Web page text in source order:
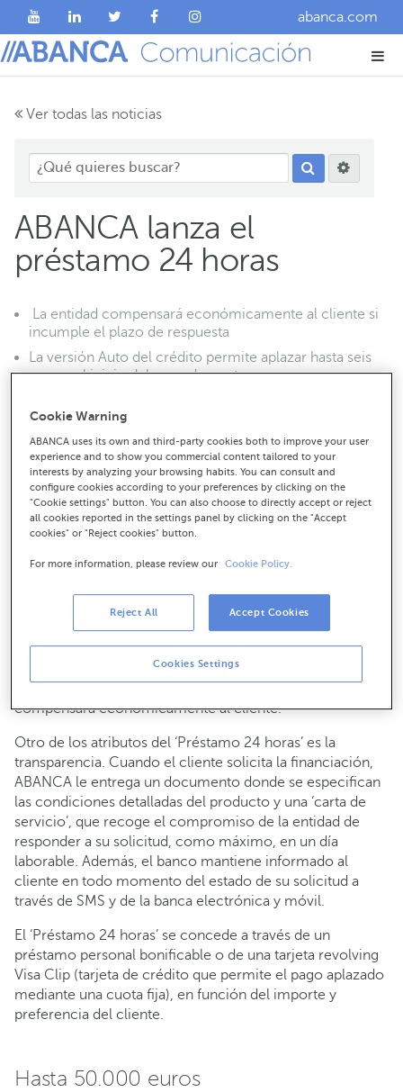
abanca.com
Ver todas las noticias
ABANCA lanza el
préstamo 24 horas
La entidad compensará económicamente al cliente si
incumple el plazo de respuesta
La versión Auto del crédito permite aplazar hasta seis
meses el inicio del pago de cuotas
04-06-2015 NEGOCIO
ABANCA avanza en la mejora de la calidad de servicio a
sus clientes con el lanzamiento del ‘Préstamo 24 horas’,
un producto ágil, transparente y competitivo para atender
distintas necesidades de consumo. El préstamo mejora
El banco se compromete por escrito con el cliente a
resolver en un plazo máximo de 24 horas su solicitud de
financiación desde que dispone de toda la
documentación y de su firma. En caso de que la entidad
compensará económicamente al cliente.
Otro de los atributos del ‘Préstamo 24 horas’ es la
transparencia. Cuando el cliente solicita la financiación,
ABANCA le entrega un documento donde se especifican
las condiciones detalladas del producto y una ‘carta de
servicio’, que recoge el compromiso de la entidad de
responder a su solicitud, como máximo, en un día
laborable. Además, el banco mantiene informado al
cliente en todo momento del estado de su solicitud a
través de SMS y de la banca electrónica y móvil.
El ‘Préstamo 24 horas’ se concede a través de un
préstamo personal bonificable o de una tarjeta revolving
Visa Clip (tarjeta de crédito que permite el pago aplazado
mediante una cuota fija), en función del importe y
preferencia del cliente.
Hasta 50.000 euros
Cookie Warning
ABANCA uses its own and third-party cookies both to improve your user
experience and to show you commercial content tailored to your
interests by analyzing your browsing habits. You can consult and
configure cookies according to your preferences by clicking on the
"Cookie settings" button. You can also choose to directly accept or reject
all cookies reported in the settings panel by clicking on the "Accept
cookies" or "Reject cookies" button.
For more information, please review our Cookie Policy.
Cookies Settings
Reject All Accept Cookies